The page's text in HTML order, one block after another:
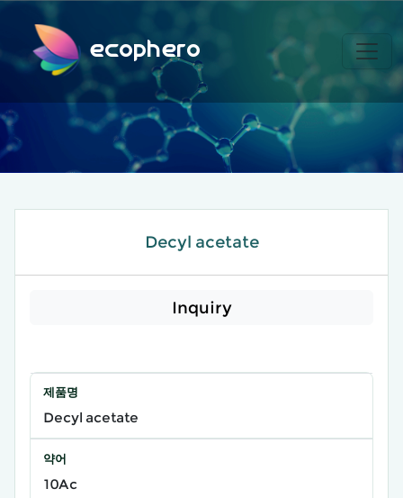
ecophero
Decyl acetate
Inquiry
제품명
Decyl acetate
약어
10Ac